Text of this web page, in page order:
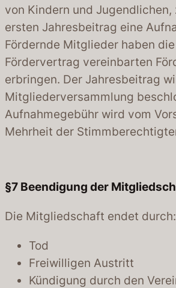
von Kindern und Jugendlichen,
ersten Jahresbeitrag eine
Fördernde Mitglieder haben
Fördervertrag vereinbarten
erbringen. Der Jahresbeitrag
Mitgliederversammlung
Aufnahmegebühr wird vom
Mehrheit der
§7 Beendigung der
Die Mitgliedschaft endet durch:
Tod
Freiwilligen Austritt
Kündigung durch den